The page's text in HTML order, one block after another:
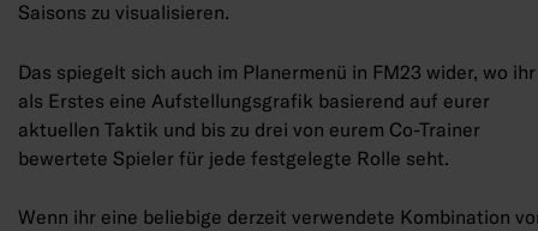
Saisons zu visualisieren.
Das spiegelt sich auch im Planermenü in FM23 wider, wo ihr
als Erstes eine Aufstellungsgrafik basierend auf eurer
aktuellen Taktik und bis zu drei von eurem Co-Trainer
bewertete Spieler für jede festgelegte Rolle seht.
Wenn ihr eine beliebige derzeit verwendete Kombination